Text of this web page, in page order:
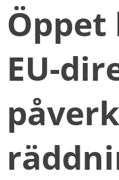
Öppet
EU-